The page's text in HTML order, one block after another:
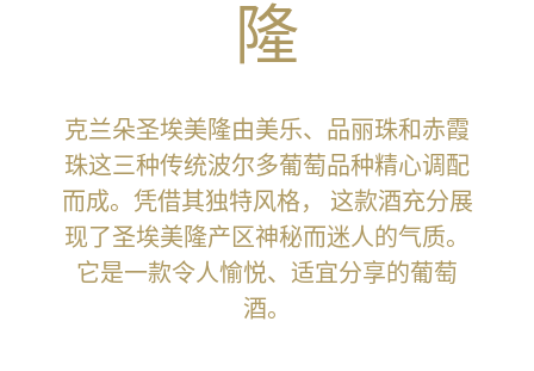
隆
克兰朵圣埃美隆由美乐、品丽珠和赤霞
珠这三种传统波尔多葡萄品种精心调配
而成。凭借其独特风格， 这款酒充分展
现了圣埃美隆产区神秘而迷人的气质。
它是一款令人愉悦、适宜分享的葡萄
酒。